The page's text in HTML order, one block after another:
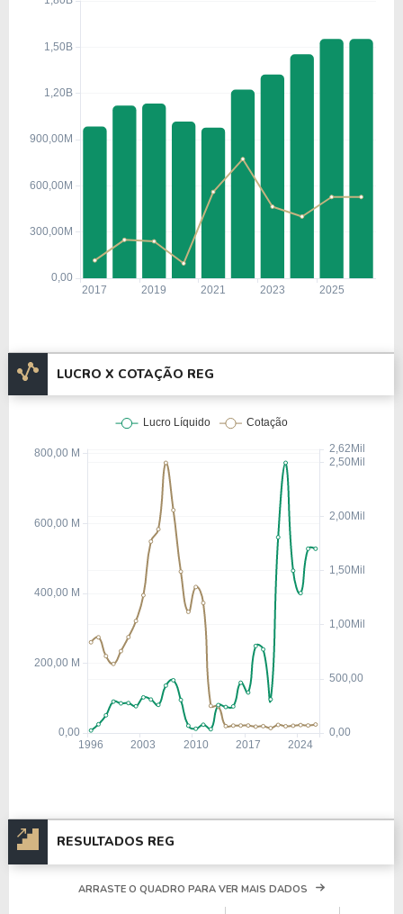
LUCRO X COTAÇÃO REG
RESULTADOS REG
ARRASTE O QUADRO PARA VER MAIS DADOS